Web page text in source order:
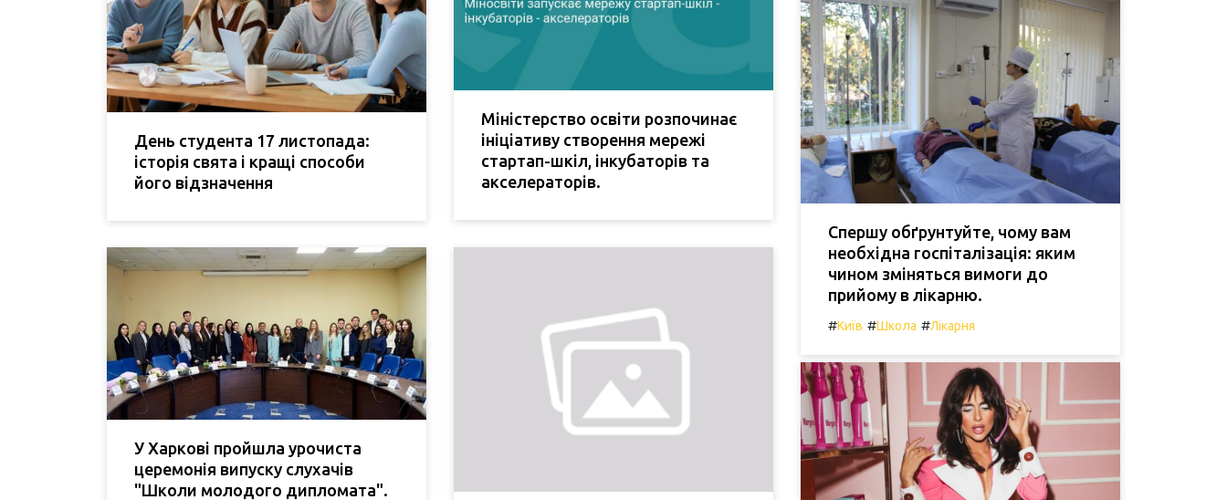
День студента 17 листопада:
історія свята і кращі способи
його відзначення
Міністерство освіти розпочинає
ініціативу створення мережі
стартап-шкіл, інкубаторів та
акселераторів.
У Харкові пройшла урочиста
церемонія випуску слухачів
"Школи молодого дипломата".
Спершу обґрунтуйте, чому вам
необхідна госпіталізація: яким
чином зміняться вимоги до
прийому в лікарню.
#Київ #Школа #Лікарня